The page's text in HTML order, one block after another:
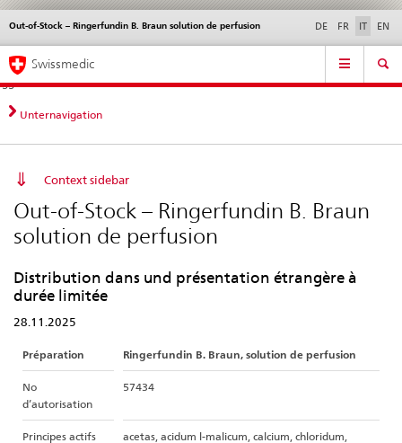
Navigazione
diretta:
novità,
aspetti
contatto
Novità &
norme
Contatto | Supporto &
aiuto
Out-of-Stock – Ringerfundin B. Braun solution de perfusion DE FR IT EN
Service
Navigation
Swissmedic
Unternavigation
Context sidebar
Out-of-Stock – Ringerfundin B. Braun
solution de perfusion
Distribution dans und présentation étrangère à
durée limitée
28.11.2025
Préparation Ringerfundin B. Braun, solution de perfusion
No
d’autorisation
57434
Principes actifs
acetas, acidum l-malicum, calcium, chloridum,